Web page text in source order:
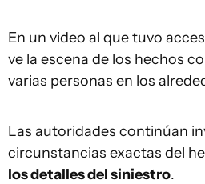
En un video al que tuvo
ve la escena de los hechos
varias personas en los
Las autoridades continúan
circunstancias exactas del
los detalles del siniestro.